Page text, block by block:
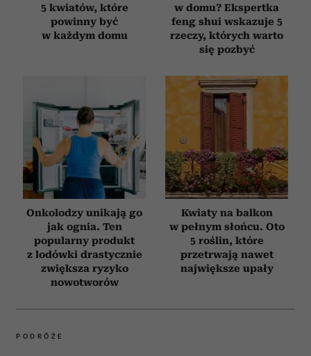
5 kwiatów, które
powinny być
w każdym domu
w domu? Ekspertka
feng shui wskazuje 5
rzeczy, których warto
się pozbyć
Onkolodzy unikają go
jak ognia. Ten
popularny produkt
z lodówki drastycznie
zwiększa ryzyko
nowotworów
Kwiaty na balkon
w pełnym słońcu. Oto
5 roślin, które
przetrwają nawet
największe upały
PODRÓŻE